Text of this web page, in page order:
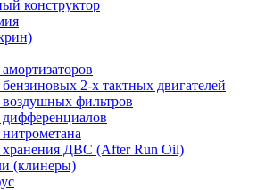
конструктор
2-х тактных двигателей
фильтров
хранения ДВС (After Run Oil)
(клинеры)